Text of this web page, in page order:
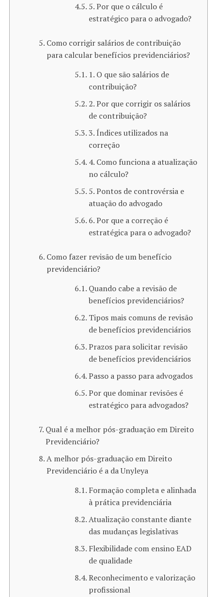
5. Por que o cálculo é
estratégico para o advogado?
Como corrigir salários de contribuição
para calcular benefícios previdenciários?
1. O que são salários de
contribuição?
2. Por que corrigir os salários
de contribuição?
3. Índices utilizados na
correção
4. Como funciona a atualização
no cálculo?
5. Pontos de controvérsia e
atuação do advogado
6. Por que a correção é
estratégica para o advogado?
Como fazer revisão de um benefício
previdenciário?
Quando cabe a revisão de
benefícios previdenciários?
Tipos mais comuns de revisão
de benefícios previdenciários
Prazos para solicitar revisão
de benefícios previdenciários
Passo a passo para advogados
Por que dominar revisões é
estratégico para advogados?
Qual é a melhor pós-graduação em Direito
Previdenciário?
A melhor pós-graduação em Direito
Previdenciário é a da Unyleya
Formação completa e alinhada
à prática previdenciária
Atualização constante diante
das mudanças legislativas
Flexibilidade com ensino EAD
de qualidade
Reconhecimento e valorização
profissional